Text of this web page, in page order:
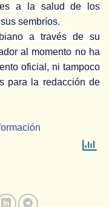
a la salud de los
sembríos.
a través de su
al momento no ha
oficial, ni tampoco
para la redacción de